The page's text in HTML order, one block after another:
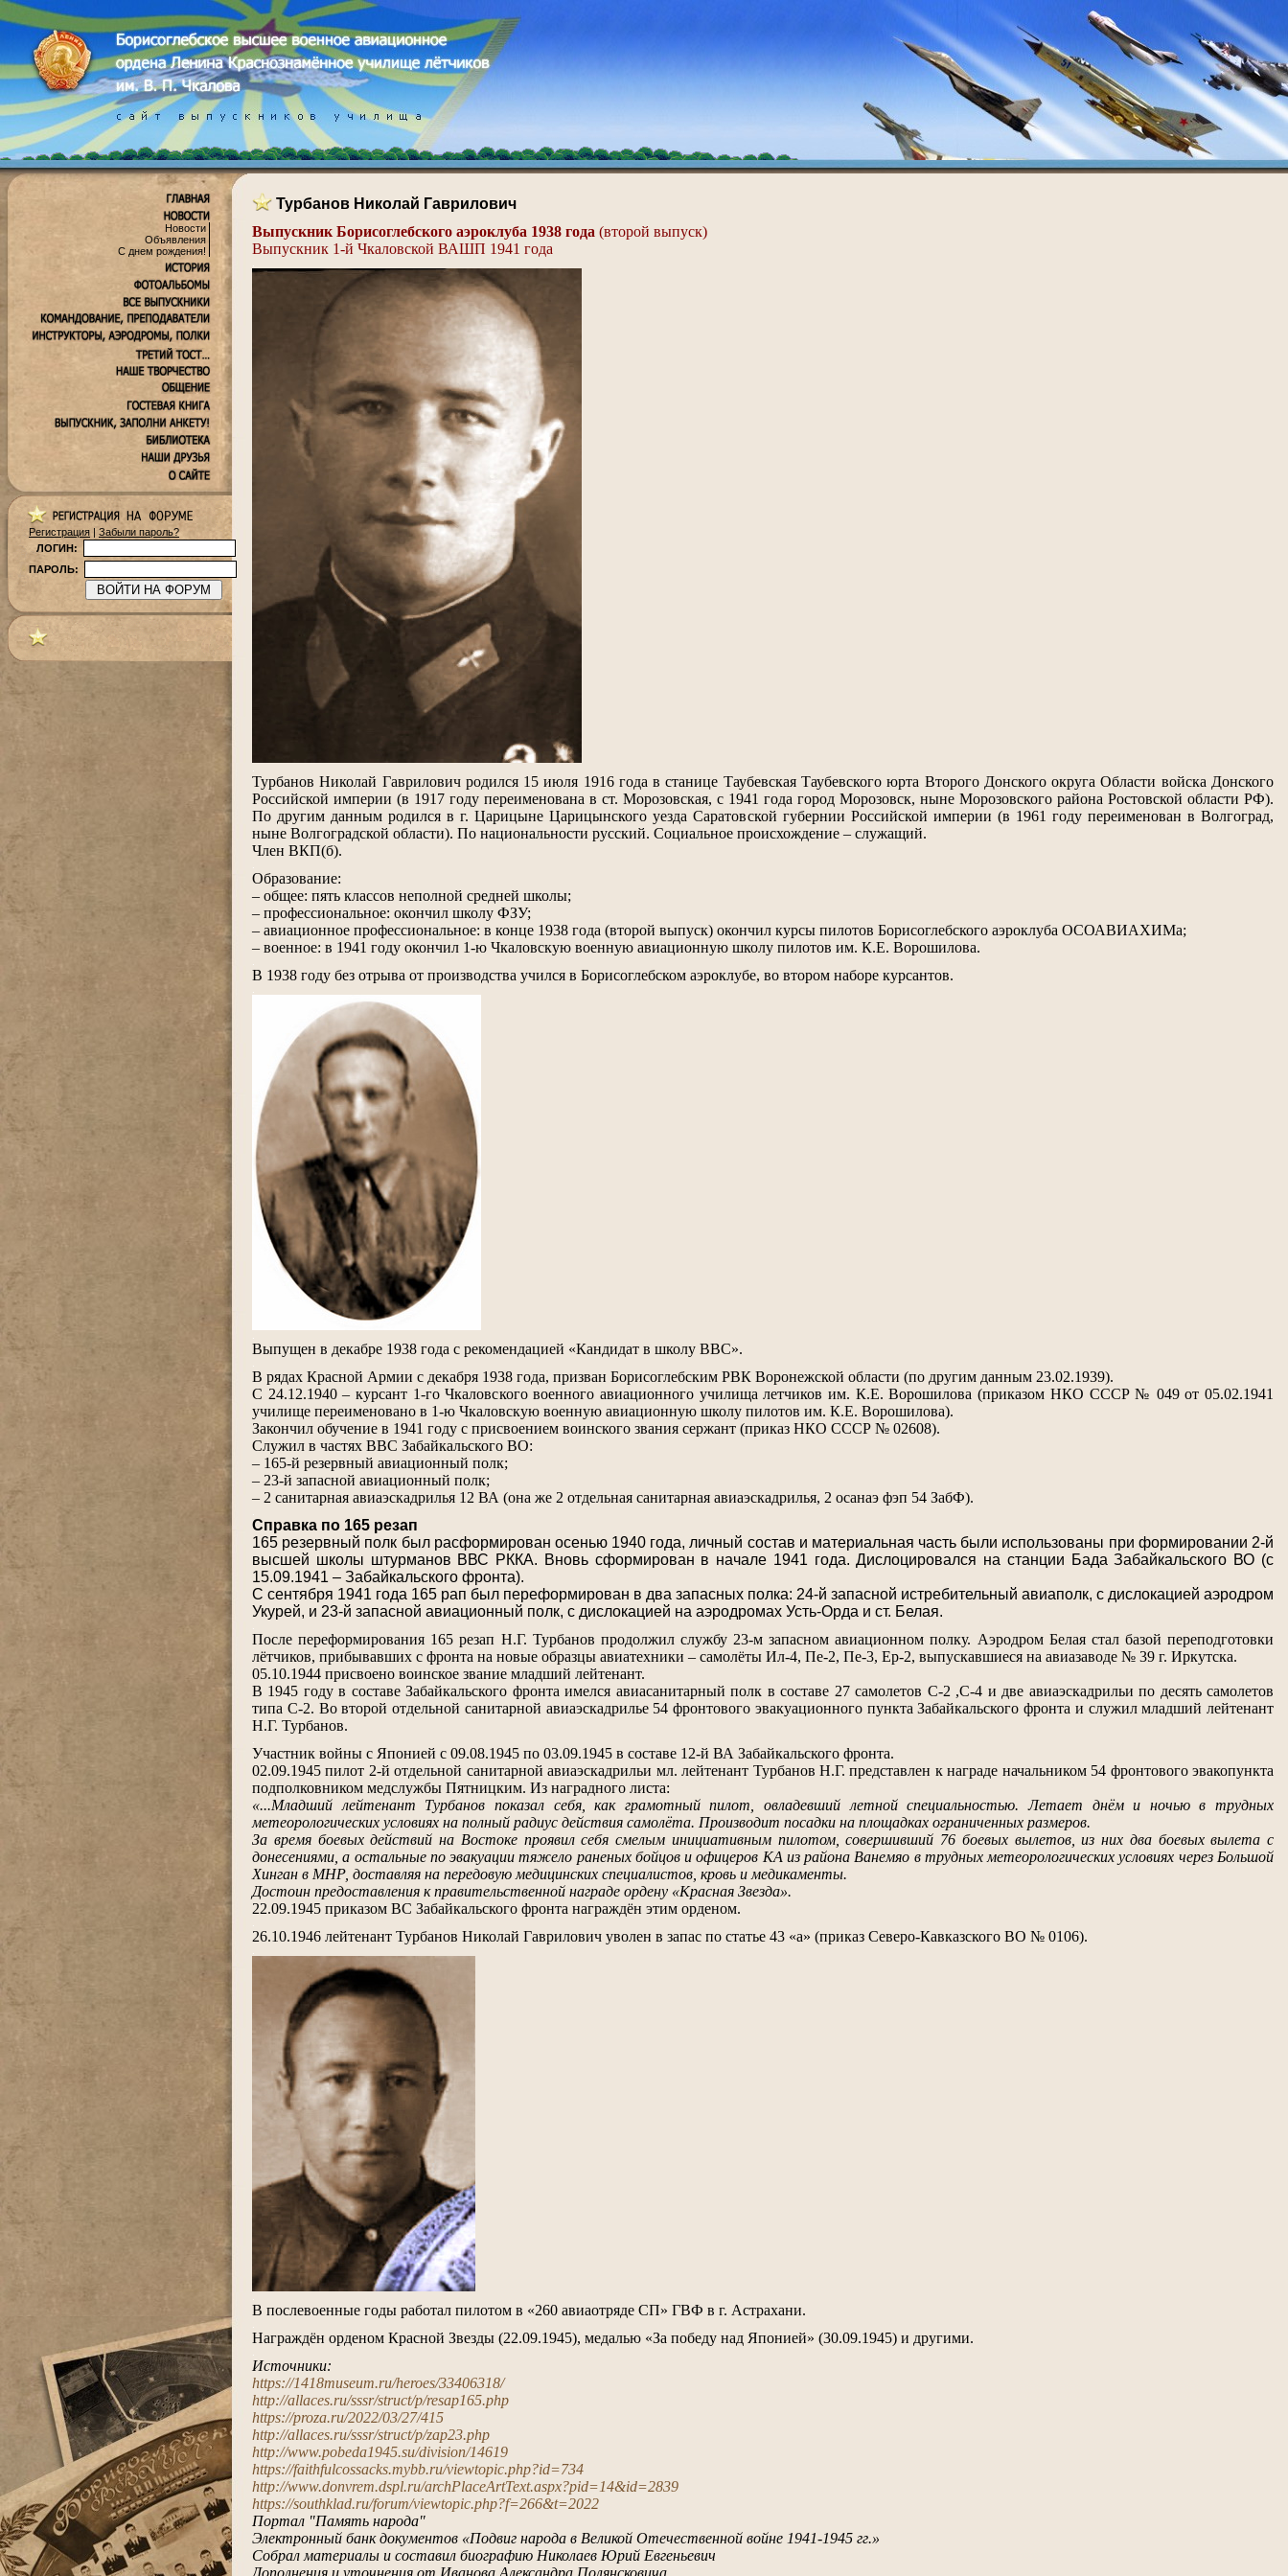
Новости
Объявления
С днем рождения!
Регистрация | Забыли пароль?
ЛОГИН:
ПАРОЛЬ:
Турбанов Николай Гаврилович
Выпускник Борисоглебского аэроклуба 1938 года (второй выпуск)
Выпускник 1-й Чкаловской ВАШП 1941 года
Турбанов Николай Гаврилович родился 15 июля 1916 года в станице Таубевская Таубевского юрта Второго Донского округа Области войска Донского
Российской империи (в 1917 году переименована в ст. Морозовская, с 1941 года город Морозовск, ныне Морозовского района Ростовской области РФ).
По другим данным родился в г. Царицыне Царицынского уезда Саратовской губернии Российской империи (в 1961 году переименован в Волгоград,
ныне Волгоградской области). По национальности русский. Социальное происхождение – служащий.
Член ВКП(б).
Образование:
– общее: пять классов неполной средней школы;
– профессиональное: окончил школу ФЗУ;
– авиационное профессиональное: в конце 1938 года (второй выпуск) окончил курсы пилотов Борисоглебского аэроклуба ОСОАВИАХИМа;
– военное: в 1941 году окончил 1-ю Чкаловскую военную авиационную школу пилотов им. К.Е. Ворошилова.
В 1938 году без отрыва от производства учился в Борисоглебском аэроклубе, во втором наборе курсантов.
Выпущен в декабре 1938 года с рекомендацией «Кандидат в школу ВВС».
В рядах Красной Армии с декабря 1938 года, призван Борисоглебским РВК Воронежской области (по другим данным 23.02.1939).
С 24.12.1940 – курсант 1-го Чкаловского военного авиационного училища летчиков им. К.Е. Ворошилова (приказом НКО СССР № 049 от 05.02.1941
училище переименовано в 1-ю Чкаловскую военную авиационную школу пилотов им. К.Е. Ворошилова).
Закончил обучение в 1941 году с присвоением воинского звания сержант (приказ НКО СССР № 02608).
Служил в частях ВВС Забайкальского ВО:
– 165-й резервный авиационный полк;
– 23-й запасной авиационный полк;
– 2 санитарная авиаэскадрилья 12 ВА (она же 2 отдельная санитарная авиаэскадрилья, 2 осанаэ фэп 54 ЗабФ).
Справка по 165 резап
165 резервный полк был расформирован осенью 1940 года, личный состав и материальная часть были использованы при формировании 2-й
высшей школы штурманов ВВС РККА. Вновь сформирован в начале 1941 года. Дислоцировался на станции Бада Забайкальского ВО (с
15.09.1941 – Забайкальского фронта).
С сентября 1941 года 165 рап был переформирован в два запасных полка: 24-й запасной истребительный авиаполк, с дислокацией аэродром
Укурей, и 23-й запасной авиационный полк, с дислокацией на аэродромах Усть-Орда и ст. Белая.
После переформирования 165 резап Н.Г. Турбанов продолжил службу 23-м запасном авиационном полку. Аэродром Белая стал базой переподготовки
лётчиков, прибывавших с фронта на новые образцы авиатехники – самолёты Ил-4, Пе-2, Пе-3, Ер-2, выпускавшиеся на авиазаводе № 39 г. Иркутска.
05.10.1944 присвоено воинское звание младший лейтенант.
В 1945 году в составе Забайкальского фронта имелся авиасанитарный полк в составе 27 самолетов С-2 ,С-4 и две авиаэскадрильи по десять самолетов
типа С-2. Во второй отдельной санитарной авиаэскадрилье 54 фронтового эвакуационного пункта Забайкальского фронта и служил младший лейтенант
Н.Г. Турбанов.
Участник войны с Японией с 09.08.1945 по 03.09.1945 в составе 12-й ВА Забайкальского фронта.
02.09.1945 пилот 2-й отдельной санитарной авиаэскадрильи мл. лейтенант Турбанов Н.Г. представлен к награде начальником 54 фронтового эвакопункта
подполковником медслужбы Пятницким. Из наградного листа:
«...Младший лейтенант Турбанов показал себя, как грамотный пилот, овладевший летной специальностью. Летает днём и ночью в трудных
метеорологических условиях на полный радиус действия самолёта. Производит посадки на площадках ограниченных размеров.
За время боевых действий на Востоке проявил себя смелым инициативным пилотом, совершивший 76 боевых вылетов, из них два боевых вылета с
донесениями, а остальные по эвакуации тяжело раненых бойцов и офицеров КА из района Ванемяо в трудных метеорологических условиях через Большой
Хинган в МНР, доставляя на передовую медицинских специалистов, кровь и медикаменты.
Достоин предоставления к правительственной награде ордену «Красная Звезда».
22.09.1945 приказом ВС Забайкальского фронта награждён этим орденом.
26.10.1946 лейтенант Турбанов Николай Гаврилович уволен в запас по статье 43 «а» (приказ Северо-Кавказского ВО № 0106).
В послевоенные годы работал пилотом в «260 авиаотряде СП» ГВФ в г. Астрахани.
Награждён орденом Красной Звезды (22.09.1945), медалью «За победу над Японией» (30.09.1945) и другими.
Источники:
https://1418museum.ru/heroes/33406318/
http://allaces.ru/sssr/struct/p/resap165.php
https://proza.ru/2022/03/27/415
http://allaces.ru/sssr/struct/p/zap23.php
http://www.pobeda1945.su/division/14619
https://faithfulcossacks.mybb.ru/viewtopic.php?id=734
http://www.donvrem.dspl.ru/archPlaceArtText.aspx?pid=14&id=2839
https://southklad.ru/forum/viewtopic.php?f=266&t=2022
Портал "Память народа"
Электронный банк документов «Подвиг народа в Великой Отечественной войне 1941-1945 гг.»
Собрал материалы и составил биографию Николаев Юрий Евгеньевич
Дополнения и уточнения от Иванова Александра Полянсковича